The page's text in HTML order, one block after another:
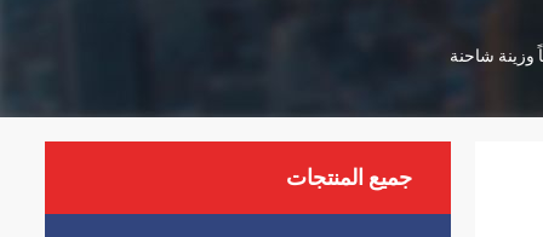
جميع المنتجات